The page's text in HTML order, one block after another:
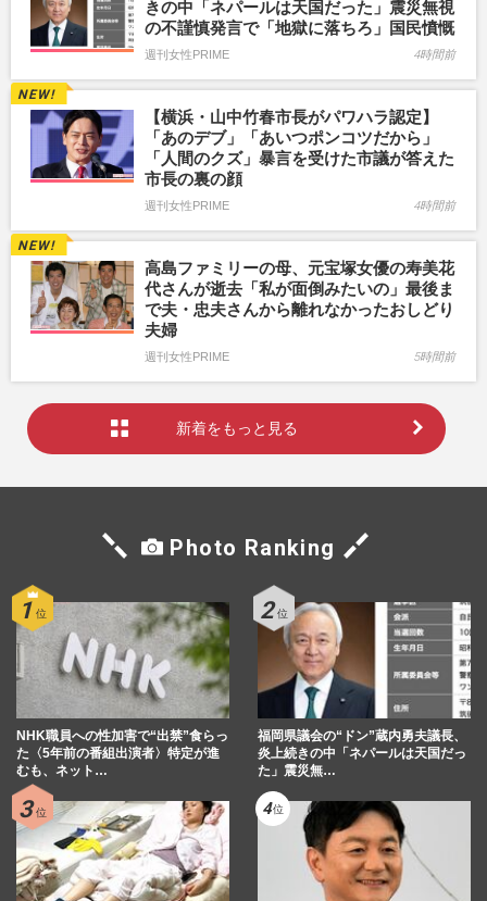
きの中「ネパールは天国だった」震災無視
の不謹慎発言で「地獄に落ちろ」国民憤慨
週刊女性PRIME 4時間前
【横浜・山中竹春市長がパワハラ認定】
「あのデブ」「あいつポンコツだから」
「人間のクズ」暴言を受けた市議が答えた
市長の裏の顔
週刊女性PRIME 4時間前
高島ファミリーの母、元宝塚女優の寿美花
代さんが逝去「私が面倒みたいの」最後ま
で夫・忠夫さんから離れなかったおしどり
夫婦
週刊女性PRIME 5時間前
新着をもっと見る
Photo Ranking
NHK職員への性加害で“出禁”食らっ
た〈5年前の番組出演者〉特定が進
むも、ネット…
福岡県議会の“ドン”蔵内勇夫議長、
炎上続きの中「ネパールは天国だっ
た」震災無…